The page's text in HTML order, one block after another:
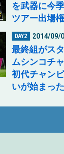
を武器に今
ツアー出場
DAY2 2014/09/
最終組がス
ムシンコチ
初代チャン
いが始まった